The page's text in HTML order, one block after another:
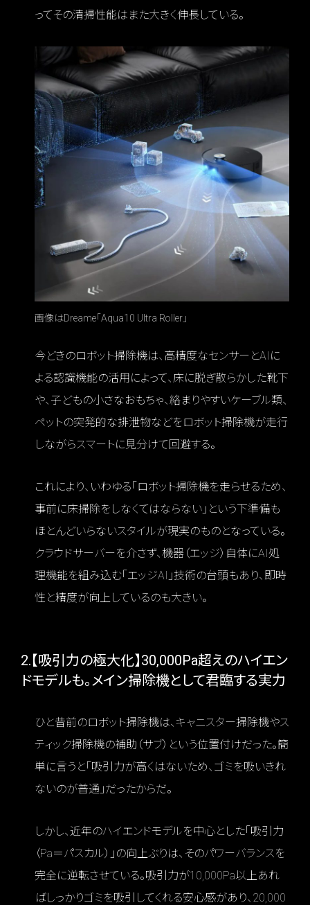
ってその清掃性能はまた大きく伸長している。
画像はDreame「Aqua10 Ultra Roller」
今どきのロボット掃除機は、高精度なセンサーとAIに
よる認識機能の活用によって、床に脱ぎ散らかした靴下
や、子どもの小さなおもちゃ、絡まりやすいケーブル類、
ペットの突発的な排泄物などをロボット掃除機が走行
しながらスマートに見分けて回避する。
これにより、いわゆる「ロボット掃除機を走らせるため、
事前に床掃除をしなくてはならない」という下準備も
ほとんどいらないスタイルが現実のものとなっている。
クラウドサーバーを介さず、機器（エッジ）自体にAI処
理機能を組み込む「エッジAI」技術の台頭もあり、即時
性と精度が向上しているのも大きい。
2.【吸引力の極大化】30,000Pa超えのハイエン
ドモデルも。メイン掃除機として君臨する実力
ひと昔前のロボット掃除機は、キャニスター掃除機やス
ティック掃除機の補助（サブ）という位置付けだった。簡
単に言うと「吸引力が高くはないため、ゴミを吸いきれ
ないのが普通」だったからだ。
しかし、近年のハイエンドモデルを中心とした「吸引力
（Pa＝パスカル）」の向上ぶりは、そのパワーバランスを
完全に逆転させている。吸引力が10,000Pa以上あれ
ばしっかりゴミを吸引してくれる安心感があり、20,000